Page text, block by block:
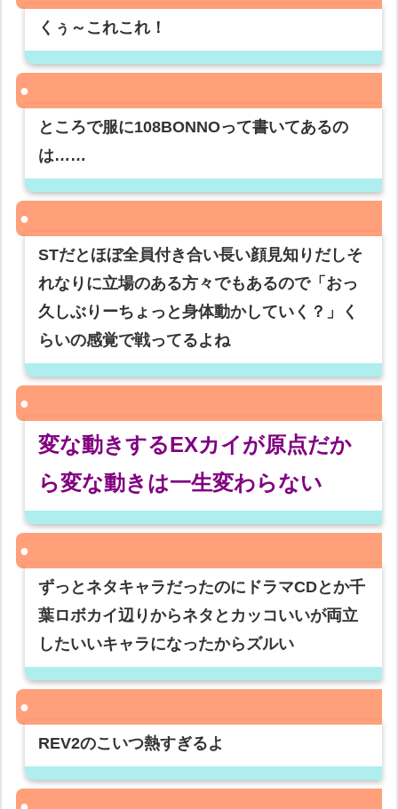
くぅ～これこれ！
ところで服に108BONNOって書いてあるの
は……
STだとほぼ全員付き合い長い顔見知りだしそ
れなりに立場のある方々でもあるので「おっ
久しぶりーちょっと身体動かしていく？」く
らいの感覚で戦ってるよね
変な動きするEXカイが原点だか
ら変な動きは一生変わらない
ずっとネタキャラだったのにドラマCDとか千
葉ロボカイ辺りからネタとカッコいいが両立
したいいキャラになったからズルい
REV2のこいつ熱すぎるよ